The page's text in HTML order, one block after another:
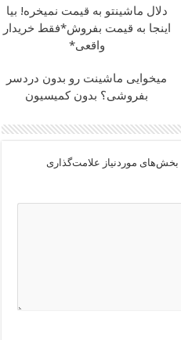
دلال ماشینتو به قیمت نمیخره! بیا
اینجا به قیمت بفروش*فقط خریدار
واقعی*
میخوایی ماشینت رو بدون دردسر
بفروشی؟ بدون کمیسیون
بخش‌های موردنیاز علامت‌گذاری